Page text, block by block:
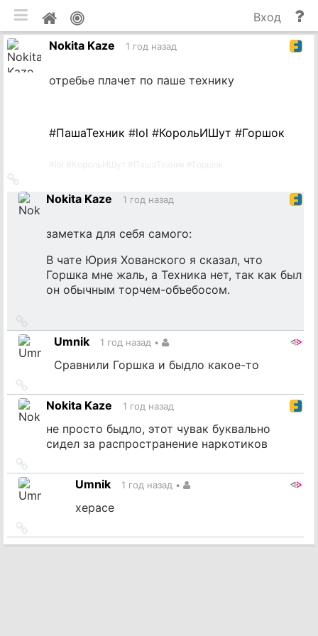
Мой
профиль
и
Вход
Nokita Kaze
1 год назад
отребье плачет по паше технику
#ПашаТехник #lol #КорольИШут #Горшок
на
источникNokita Kaze 1 год назад
заметка для себя самого:
В чате Юрия Хованского я сказал, что
Горшка мне жаль, а Техника нет, так как был
он обычным торчем-объебосом.
на
источникUmnik 1 год назад •
Сравнили Горшка и быдло какое-то
на
источник
Nokita Kaze 1 год назад
не просто быдло, этот чувак буквально
сидел за распространение наркотиков
на
источник
Umnik 1 год назад •
херасе
на
мобильная версия